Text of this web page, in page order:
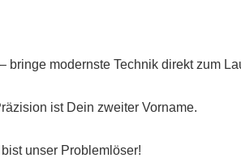
bringe modernste Technik direkt zum
ist Dein zweiter Vorname.
unser Problemlöser!